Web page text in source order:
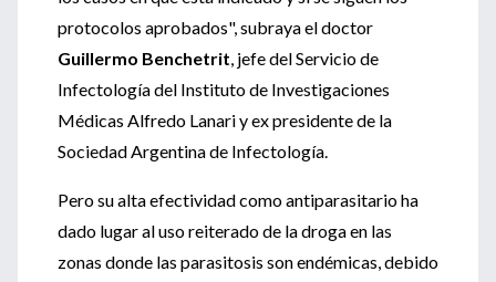
protocolos aprobados", subraya el doctor
Guillermo Benchetrit, jefe del Servicio de
Infectología del Instituto de Investigaciones
Médicas Alfredo Lanari y ex presidente de la
Sociedad Argentina de Infectología.
Pero su alta efectividad como antiparasitario ha
dado lugar al uso reiterado de la droga en las
zonas donde las parasitosis son endémicas, debido